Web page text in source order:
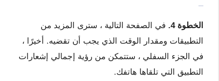
الخطوة 4.
في الصفحة التالية ، سترى المزيد من
التطبيقات ومقدار الوقت الذي يجب أن تقضيه. أخيرًا ،
في الجزء السفلي ، ستتمكن من رؤية إجمالي إشعارات
التطبيق التي تلقاها هاتفك.